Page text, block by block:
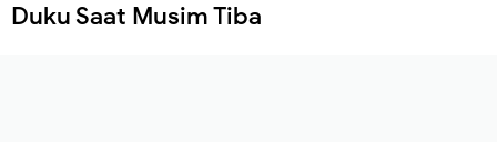
Duku Saat Musim Tiba